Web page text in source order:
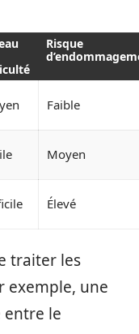
Risque
Faible
Moyen
Élevé
traiter les
exemple, une
le